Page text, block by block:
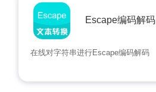
Escape编码解码
在线对字符串进行Escape编码解码